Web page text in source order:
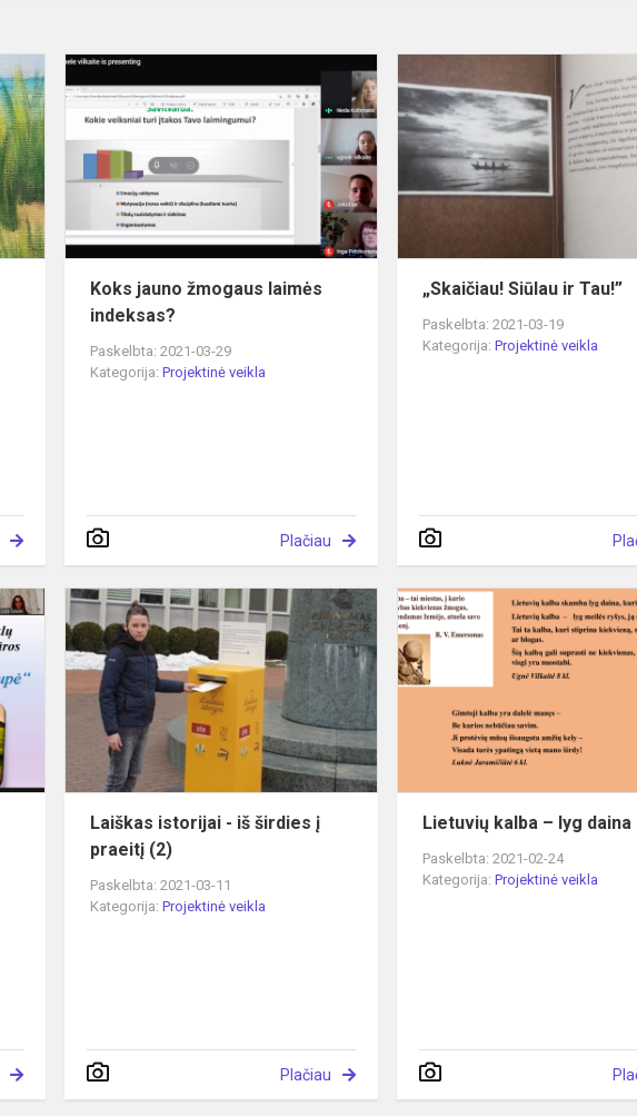
Stebuklų
kupina
Lietuva
Koks
jauno
žmogaus
laimės
indeksas?
Koks jauno žmogaus laimės
indeksas?
Paskelbta: 2021-03-29
Kategorija:Projektinė veikla
Plačiau
„Skaičiau! Siūlau ir Tau!”
Paskelbta: 2021-03-19
Kategorija:Projektinė veikla
Viktorina
"Knyga
pasaulį
gydantį
išminties
Laiškas
istorijai
-
iš
į
praeitį
(2)
Laiškas istorijai - iš širdies į
praeitį (2)
Paskelbta: 2021-03-11
Kategorija:Projektinė veikla
Plačiau
Lietuvių kalba – lyg daina
Paskelbta: 2021-02-24
Kategorija:Projektinė veikla